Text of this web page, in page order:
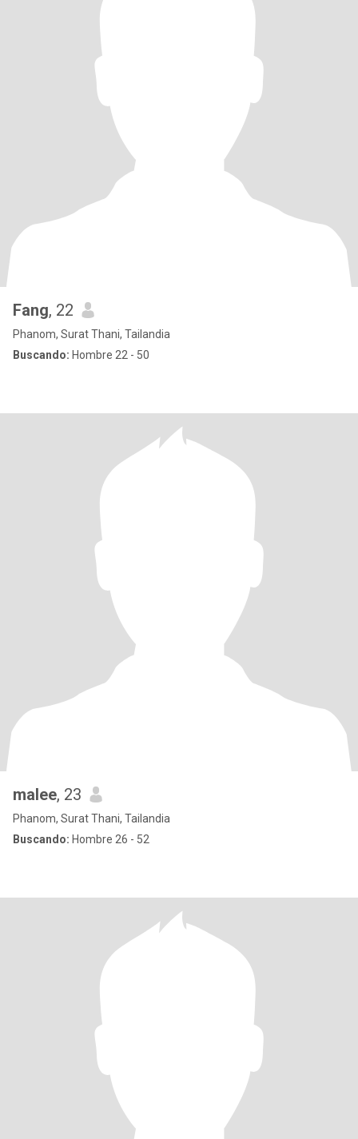
Fang, 22
Phanom, Surat Thani, Tailandia
Buscando: Hombre 22 - 50
malee, 23
Phanom, Surat Thani, Tailandia
Buscando: Hombre 26 - 52